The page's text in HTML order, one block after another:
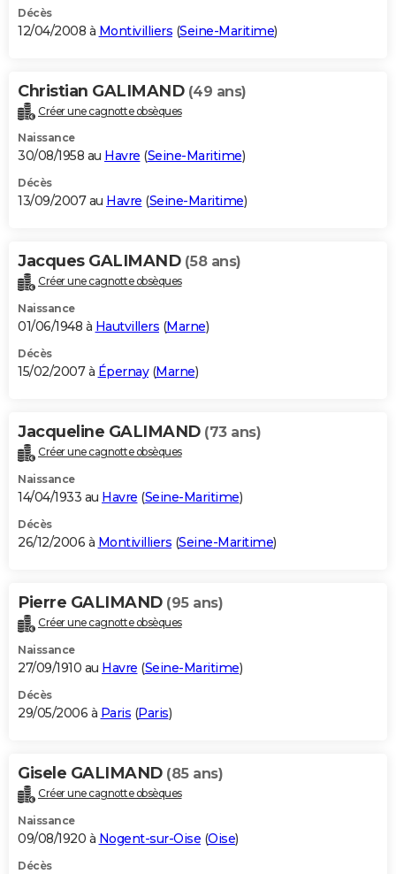
Décès
12/04/2008 à Montivilliers (Seine-Maritime)
Christian GALIMAND (49 ans)
Créer une cagnotte obsèques
Naissance
30/08/1958 au Havre (Seine-Maritime)
Décès
13/09/2007 au Havre (Seine-Maritime)
Jacques GALIMAND (58 ans)
Créer une cagnotte obsèques
Naissance
01/06/1948 à Hautvillers (Marne)
Décès
15/02/2007 à Épernay(Marne)
Jacqueline GALIMAND (73 ans)
Créer une cagnotte obsèques
Naissance
14/04/1933 au Havre (Seine-Maritime)
Décès
26/12/2006 à Montivilliers (Seine-Maritime)
Pierre GALIMAND (95 ans)
Créer une cagnotte obsèques
Naissance
27/09/1910 au Havre (Seine-Maritime)
Décès
29/05/2006 à Paris (Paris)
Gisele GALIMAND (85 ans)
Créer une cagnotte obsèques
Naissance
09/08/1920 à Nogent-sur-Oise (Oise)
Décès